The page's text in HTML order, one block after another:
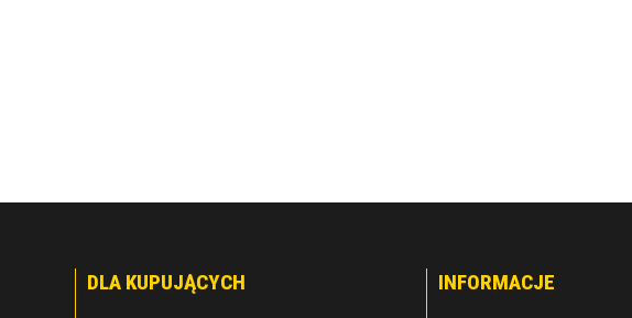
DLA KUPUJĄCYCH INFORMACJE